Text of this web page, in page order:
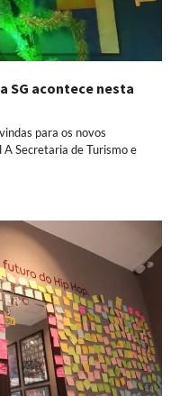
SG acontece nesta
para os novos
Secretaria de Turismo e